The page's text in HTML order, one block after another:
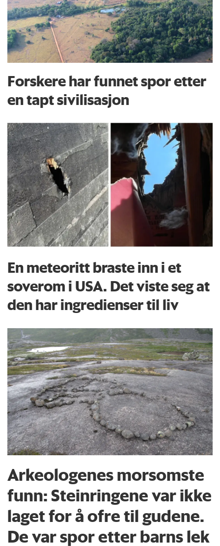
Forskere har funnet spor etter
en tapt sivilisasjon
En meteoritt braste inn i et
soverom i USA. Det viste seg at
den har ingredienser til liv
Arkeologenes morsomste
funn: Steinringene var ikke
laget for å ofre til gudene.
De var spor etter barns lek